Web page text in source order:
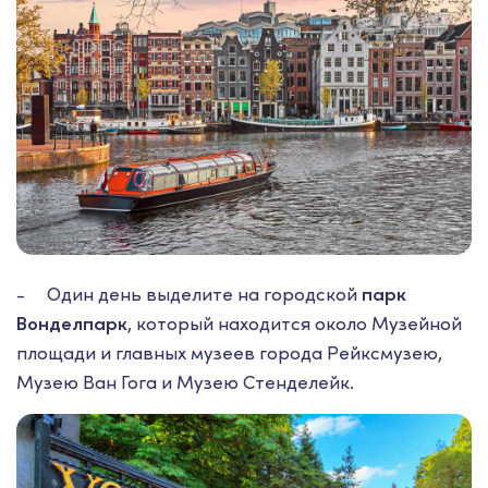
- Один день выделите на городской парк
Вонделпарк, который находится около Музейной
площади и главных музеев города Рейксмузею,
Музею Ван Гога и Музею Стенделейк.